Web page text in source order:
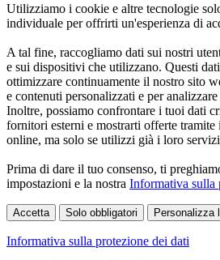
Utilizziamo i cookie e altre tecnologie
individuale per offrirti un'esperienza di
A tal fine, raccogliamo dati sui nostri
e sui dispositivi che utilizzano. Questi
ottimizzare continuamente il nostro sito
e contenuti personalizzati e per
Inoltre, possiamo confrontare i tuoi dati
fornitori esterni e mostrarti offerte
online, ma solo se utilizzi già i loro
Prima di dare il tuo consenso, ti
impostazioni e la nostra Informativa sulla
Accetta Solo obbligatori Personalizza
Informativa sulla protezione dei dati